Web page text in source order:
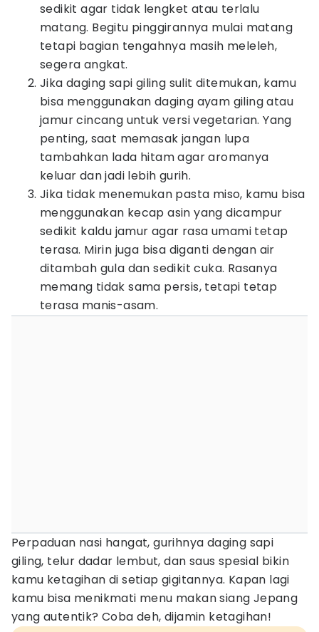
sedikit agar tidak lengket atau terlalu
matang. Begitu pinggirannya mulai matang
tetapi bagian tengahnya masih meleleh,
segera angkat.
Jika daging sapi giling sulit ditemukan, kamu
bisa menggunakan daging ayam giling atau
jamur cincang untuk versi vegetarian. Yang
penting, saat memasak jangan lupa
tambahkan lada hitam agar aromanya
keluar dan jadi lebih gurih.
Jika tidak menemukan pasta miso, kamu bisa
menggunakan kecap asin yang dicampur
sedikit kaldu jamur agar rasa umami tetap
terasa. Mirin juga bisa diganti dengan air
ditambah gula dan sedikit cuka. Rasanya
memang tidak sama persis, tetapi tetap
terasa manis-asam.
Perpaduan nasi hangat, gurihnya daging sapi
giling, telur dadar lembut, dan saus spesial bikin
kamu ketagihan di setiap gigitannya. Kapan lagi
kamu bisa menikmati menu makan siang Jepang
yang autentik? Coba deh, dijamin ketagihan!